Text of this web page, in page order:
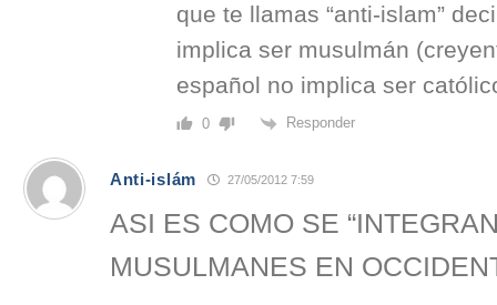
que te llamas “anti-islam”
implica ser musulmán
español no implica ser
0 Responder
Anti-islám 27/05/2012 7:59
ASI ES COMO SE
MUSULMANES EN